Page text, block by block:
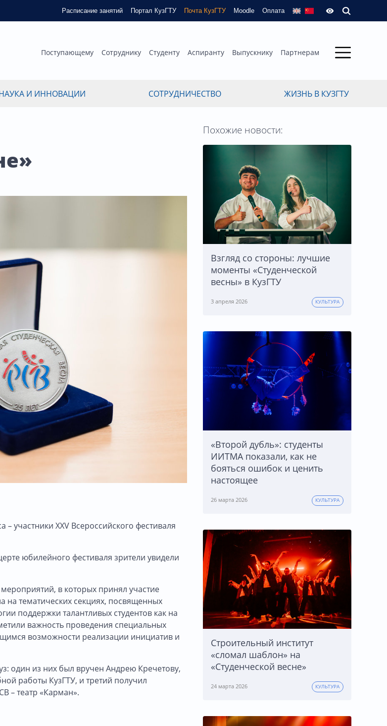
Расписание занятий Портал КузГТУ Почта КузГТУ Moodle Оплата
Поступающему Сотруднику Студенту Аспиранту Выпускнику Партнерам
И ИННОВАЦИИ СОТРУДНИЧЕСТВО ЖИЗНЬ В КУЗГТУ
участники XXV Всероссийского фестиваля
юбилейного фестиваля зрители увидели
в которых принял участие
на тематических секциях, посвященных
поддержки талантливых студентов как на
важность проведения специальных
возможности реализации инициатив и
один из них был вручен Андрею Кречетову,
работы КузГТУ, и третий получил
– театр «Карман».
Похожие новости:
Взгляд со стороны: лучшие
моменты «Студенческой
весны» в КузГТУ
3 апреля 2026 КУЛЬТУРА
«Второй дубль»: студенты
ИИТМА показали, как не
бояться ошибок и ценить
настоящее
26 марта 2026 КУЛЬТУРА
Строительный институт
«сломал шаблон» на
«Студенческой весне»
24 марта 2026 КУЛЬТУРА